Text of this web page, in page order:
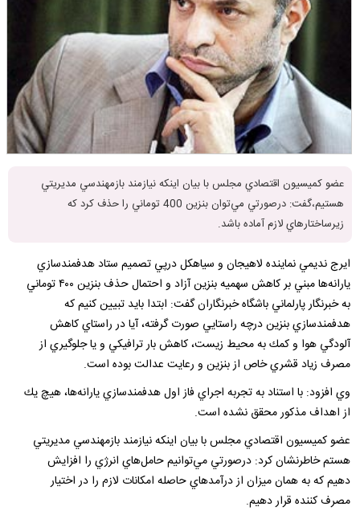
عضو كميسيون اقتصادي مجلس با بيان اينكه نيازمند بازمهندسي مديريتي
هستيم،گفت: درصورتي مي‌توان بنزين 400 توماني را حذف كرد كه
زيرساختارهاي لازم آماده باشد.
ايرج نديمي نماينده لاهيجان و سياهكل درپي تصميم ستاد هدفمندسازي
يارانه‌ها مبني بر كاهش سهميه بنزين آزاد و احتمال حذف بنزين ۴۰۰ توماني
به خبرنگار پارلماني باشگاه خبرنگاران گفت: ابتدا بايد تبيين كنيم كه
هدفمندسازي بنزين درچه راستايي صورت گرفته، آيا در راستاي كاهش
آلودگي هوا و كمك به محيط زيست، كاهش بار ترافيكي و يا جلوگيري از
مصرف زياد قشري خاص از بنزين و رعايت عدالت بوده است.
وي افزود: با استناد به تجربه اجراي فاز اول هدفمندسازي يارانه‌ها، هيچ يك
از اهداف مذكور محقق نشده است.
عضو كميسيون اقتصادي مجلس با بيان اينكه نيازمند بازمهندسي مديريتي
هستم خاطرنشان كرد: درصورتي مي‌توانيم حامل‌هاي انرژي را افزايش
دهيم كه به همان ميزان از درآمدهاي حاصله امكانات لازم را در اختيار
مصرف كننده قرار دهيم.